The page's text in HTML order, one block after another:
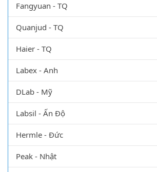
Fangyuan - TQ
Quanjud - TQ
Haier - TQ
Labex - Anh
DLab - Mỹ
Labsil - Ấn Độ
Hermle - Đức
Peak - Nhật